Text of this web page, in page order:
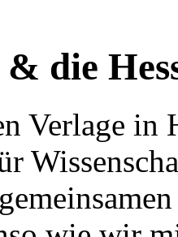
die
Verlage in